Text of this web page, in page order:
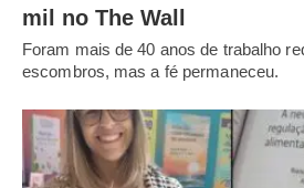
mil no The Wall
Foram mais de 40 anos de trabalho
escombros, mas a fé permaneceu.